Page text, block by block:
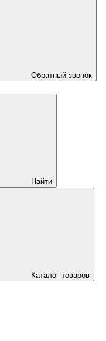
Обратный звонок
Найти
Каталог товаров